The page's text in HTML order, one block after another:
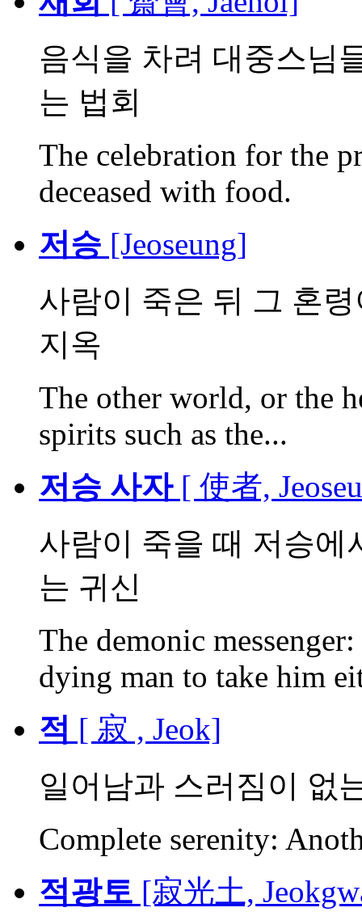
음식을 차려 대중스님
는 법회
The celebration for the
deceased with food.
저승 [Jeoseung]
사람이 죽은 뒤 그 혼
지옥
The other world, or the
spirits such as the...
저승 사자[ 使者,
사람이 죽을 때 저승에
는 귀신
The demonic
dying man to take him
적 [ 寂 , Jeok]
일어남과 스러짐이 없
Complete serenity:
적광토 [寂光土,